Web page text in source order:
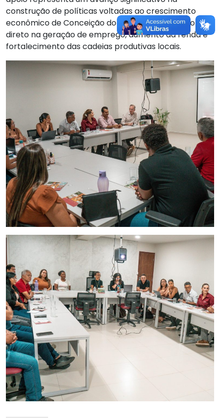
construção de políticas voltadas ao crescimento
econômico de Conceição do Coité, com impacto
direto na geração de emprego, aumento da renda e
fortalecimento das cadeias produtivas locais.